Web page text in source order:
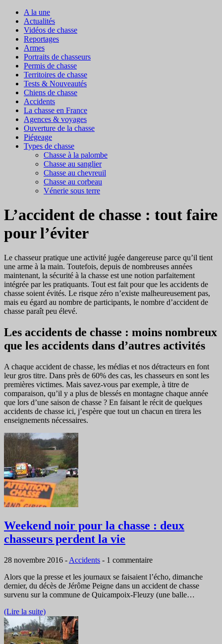
A la une
Actualités
Vidéos de chasse
Reportages
Armes
Portraits de chasseurs
Permis de chasse
Territoires de chasse
Tests & Nouveautés
Chiens de chasse
Accidents
La chasse en France
Agences & voyages
Ouverture de la chasse
Piégeage
Types de chasse
Chasse à la palombe
Chasse au sanglier
Chasse au chevreuil
Chasse au corbeau
Vénerie sous terre
L’accident de chasse : tout faire
pour l’éviter
Le chasseur pratique une activité jugée dangereuse parce qu’il tient
une arme à la main. Toutefois, depuis de nombreuses années
maintenant, la sécurité à la chasse est une notion parfaitement
intégrée par les pratiquants. Tout est fait pour que les accidents de
chasse soient évités. Le risque zéro n’existe malheureusement pas,
mais eu égard au nombre de participants, le nombre d’accident de
chasse paraît peu élevé.
Les accidents de chasse : moins nombreux
que les accidents dans d’autres activités
A chaque accident de chasse, les médias et nos détracteurs en font
leur gros titre. Dans près de 60% des cas, les chasseurs en sont les
premières victimes. Mais savez-vous par exemple, à titre de
comparaison, qu’il y a plus de blessés en montagne chaque année
que lors d’une saison de chasse ? En faisant le récit de quelques
accidents de chasse ici, j’espère que tout un chacun en tirera les
enseignements nécessaires.
Weekend noir pour la chasse : deux
chasseurs perdent la vie
28 novembre 2016 - Accidents - 1 commentaire
Alors que la presse et les journaux se faisaient l’écho, dimanche
dernier, du décès de Jérôme Peigne dans un accident de chasse
survenu sur la commune de Quicampoix-Fleuzy (une balle…
(Lire la suite)